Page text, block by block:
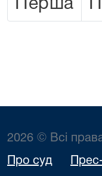
Перша
2026 © Всі
Про суд